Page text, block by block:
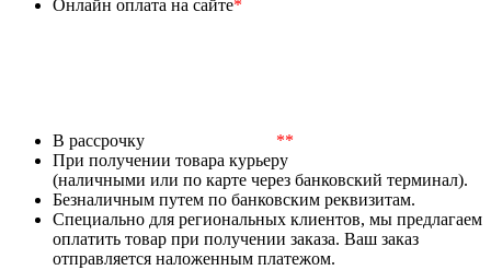
Онлайн оплата на сайте*
В рассрочку
**
При получении товара курьеру
(наличными или по карте через банковский терминал).
Безналичным путем по банковским реквизитам.
Специально для региональных клиентов, мы предлагаем
оплатить товар при получении заказа. Ваш заказ
отправляется наложенным платежом.